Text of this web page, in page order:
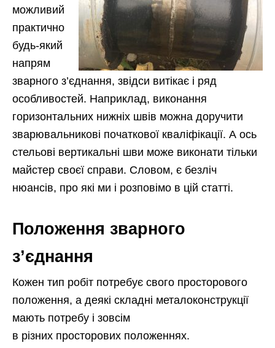
можливий
практично
будь-який
напрям
зварного з’єднання, звідси витікає і ряд
особливостей. Наприклад, виконання
горизонтальних нижніх швів можна доручити
зварювальникові початкової кваліфікації. А ось
стельові вертикальні шви може виконати тільки
майстер своєї справи. Словом, є безліч
нюансів, про які ми і розповімо в цій статті.
Положення зварного
з’єднання
Кожен тип робіт потребує свого просторового
положення, а деякі складні металоконструкції
мають потребу і зовсім
в різних просторових положеннях.